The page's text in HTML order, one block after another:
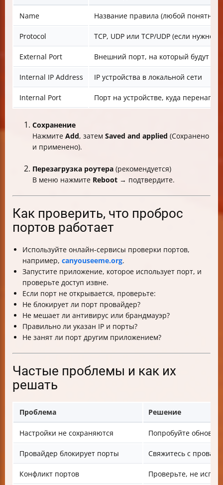
Name Название правила (любой понятный
Protocol TCP, UDP или TCP/UDP (если нужно
External Port Внешний порт, на который будут
Internal IP Address IP устройства в локальной сети
Internal Port Порт на устройстве, куда
Сохранение
Нажмите Add, затем Saved and applied (Сохранено
и применено).
Перезагрузка роутера (рекомендуется)
В меню нажмите Reboot → подтвердите.
Как проверить, что проброс
портов работает
Используйте онлайн-сервисы проверки портов,
например, canyouseeme.org.
Запустите приложение, которое использует порт, и
проверьте доступ извне.
Если порт не открывается, проверьте:
Не блокирует ли порт провайдер?
Не мешает ли антивирус или брандмауэр?
Правильно ли указан IP и порты?
Не занят ли порт другим приложением?
Частые проблемы и как их
решать
Проблема Решение
Настройки не сохраняются Попробуйте
Провайдер блокирует порты Свяжитесь с
Конфликт портов Проверьте, не